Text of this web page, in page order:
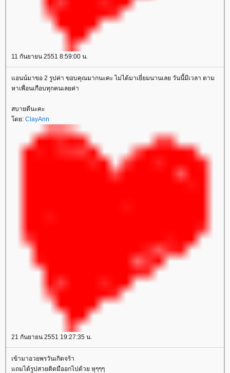
11 กันยายน 2551 8:59:00 น.
อนน์มาขอ 2 รูปค่า ขอบคุณมากนะคะ ไม่ได้มาเยี่ยมนานเลย วันนี้มีเวลา ตาม
หาเพื่อนเกือบทุกคนเลยค่า
สบายดีนะคะ
ดย: ClayAnn
21 กันยายน 2551 19:27:35 น.
เข้ามาอวยพรวันเกิดจร้า
ถมได้รูปสวยติดมืออกไปด้วย หุๆๆๆ